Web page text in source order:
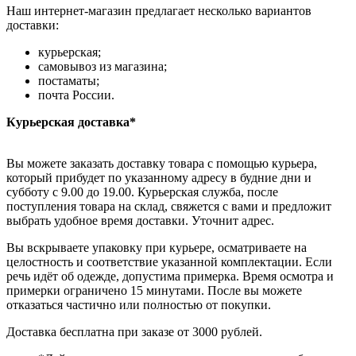
Наш интернет-магазин предлагает несколько вариантов
доставки:
курьерская;
самовывоз из магазина;
постаматы;
почта России.
Курьерская доставка*
Вы можете заказать доставку товара с помощью курьера,
который прибудет по указанному адресу в будние дни и
субботу с 9.00 до 19.00. Курьерская служба, после
поступления товара на склад, свяжется с вами и предложит
выбрать удобное время доставки. Уточнит адрес.
Вы вскрываете упаковку при курьере, осматриваете на
целостность и соответствие указанной комплектации. Если
речь идёт об одежде, допустима примерка. Время осмотра и
примерки ограничено 15 минутами. После вы можете
отказаться частично или полностью от покупки.
Доставка бесплатна при заказе от 3000 рублей.